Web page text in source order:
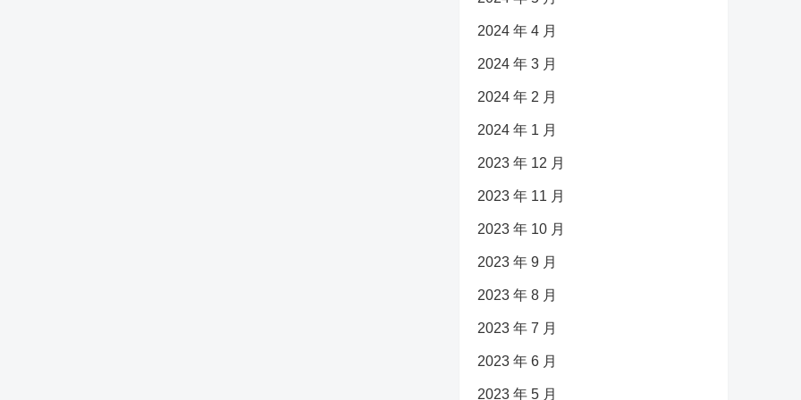
2024 年 4 月
2024 年 3 月
2024 年 2 月
2024 年 1 月
2023 年 12 月
2023 年 11 月
2023 年 10 月
2023 年 9 月
2023 年 8 月
2023 年 7 月
2023 年 6 月
2023 年 5 月